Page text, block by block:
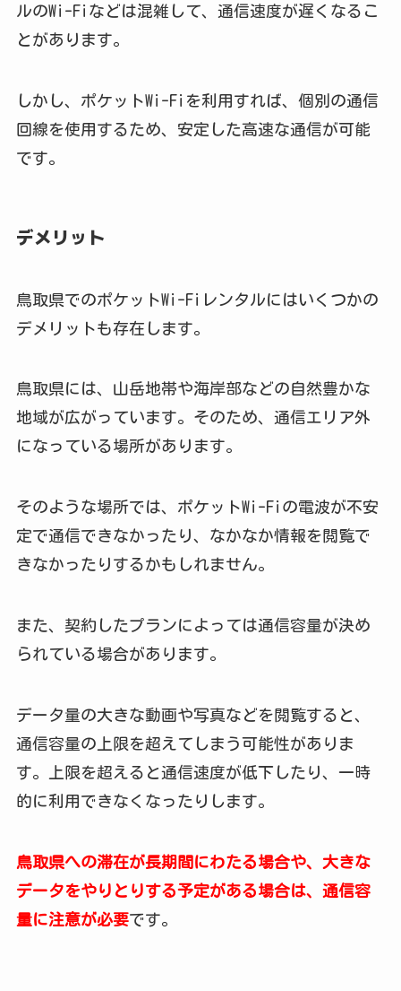
ルのWi-Fiなどは混雑して、通信速度が遅くなるこ
とがあります。
しかし、ポケットWi-Fiを利用すれば、個別の通信
回線を使用するため、安定した高速な通信が可能
です。
デメリット
鳥取県でのポケットWi-Fiレンタルにはいくつかの
デメリットも存在します。
鳥取県には、山岳地帯や海岸部などの自然豊かな
地域が広がっています。そのため、通信エリア外
になっている場所があります。
そのような場所では、ポケットWi-Fiの電波が不安
定で通信できなかったり、なかなか情報を閲覧で
きなかったりするかもしれません。
また、契約したプランによっては通信容量が決め
られている場合があります。
データ量の大きな動画や写真などを閲覧すると、
通信容量の上限を超えてしまう可能性がありま
す。上限を超えると通信速度が低下したり、一時
的に利用できなくなったりします。
鳥取県への滞在が長期間にわたる場合や、大きな
データをやりとりする予定がある場合は、通信容
量に注意が必要です。